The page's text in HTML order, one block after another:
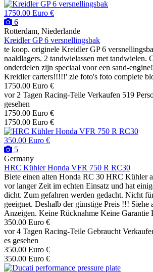
1750.00 Euro €
6
Rotterdam, Niederlande
Kreidler GP 6 versnellingsbak
te koop. originele Kreidler GP 6
naaldlagers. 2 tandwielassen met tandwielen.
onderdelen zijn speciaal voor een sand-
Kreidler carters!!!!!' zie foto's foto complete
1750.00 Euro €
vor 2 Tagen Racing-Teile Verkaufen 519
gesehen
1750.00 Euro €
1750.00 Euro €
350.00 Euro €
5
Germany
HRC Kühler Honda VFR 750 R RC30
Biete einen alten Honda RC 30 HRC Kühler
vor langer Zeit im echten Einsatz und hat
dicht. Zum gefahren werden gedacht. Nicht
geeignet. Deshalb der günstige Preis !!! Siehe
Anzeigen. Keine Rücknahme Keine Garantie
350.00 Euro €
vor 4 Tagen Racing-Teile Gebraucht
es gesehen
350.00 Euro €
350.00 Euro €